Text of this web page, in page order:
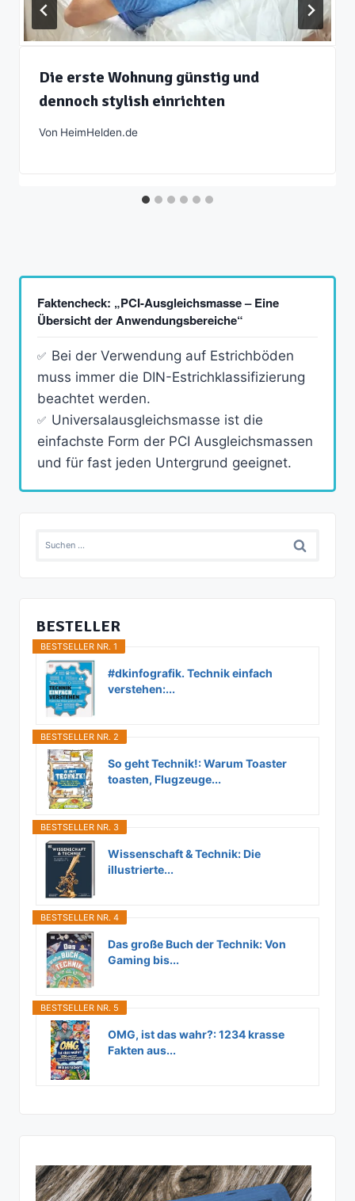
Die erste Wohnung günstig und
dennoch stylish einrichten
Von HeimHelden.de
Faktencheck: „PCI-Ausgleichsmasse – Eine
Übersicht der Anwendungsbereiche“
Bei der Verwendung auf Estrichböden
muss immer die DIN-Estrichklassifizierung
beachtet werden.
Universalausgleichsmasse ist die
einfachste Form der PCI Ausgleichsmassen
und für fast jeden Untergrund geeignet.
Suchen
BESTELLER
BESTSELLER NR. 1
#dkinfografik. Technik einfach
verstehen:...
BESTSELLER NR. 2
So geht Technik!: Warum Toaster
toasten, Flugzeuge...
BESTSELLER NR. 3
Wissenschaft & Technik: Die
illustrierte...
BESTSELLER NR. 4
Das große Buch der Technik: Von
Gaming bis...
BESTSELLER NR. 5
OMG, ist das wahr?: 1234 krasse
Fakten aus...